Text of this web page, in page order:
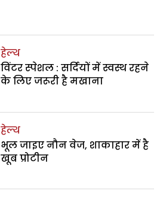
हेल्थ
विंटर स्पेशल : सर्दियों में स्वस्थ रहने
के लिए जरूरी है मखाना
हेल्थ
भूल जाइए नौन वेज, शाकाहार में है
खूब प्रोटीन